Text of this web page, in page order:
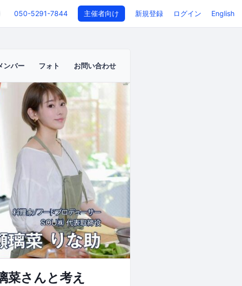
050-5291-7844 主催者向け 新規登録 ログイン English
ンバー フォト お問い合わせ
菜さんと考え